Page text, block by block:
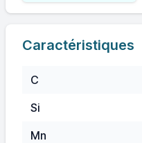
Caractéristiques
C
Si
Mn